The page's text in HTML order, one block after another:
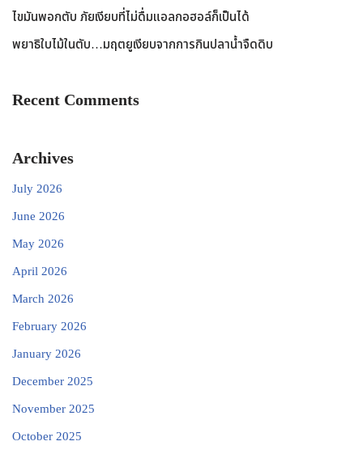
ไขมันพอกตับ ภัยเงียบที่ไม่ดื่มแอลกอฮอล์ก็เป็นได้
พยาธิใบไม้ในตับ…มฤตยูเงียบจากการกินปลาน้ำจืดดิบ
Recent Comments
Archives
July 2026
June 2026
May 2026
April 2026
March 2026
February 2026
January 2026
December 2025
November 2025
October 2025